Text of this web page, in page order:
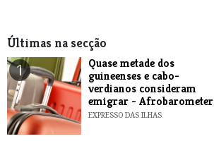
Últimas na secção
1
Quase metade dos
guineenses e cabo-
verdianos consideram
emigrar - Afrobarometer
EXPRESSO DAS ILHAS